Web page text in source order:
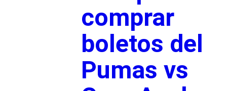
comprar
boletos del
Pumas vs